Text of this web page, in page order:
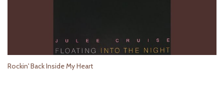
Rockin' Back Inside My Heart